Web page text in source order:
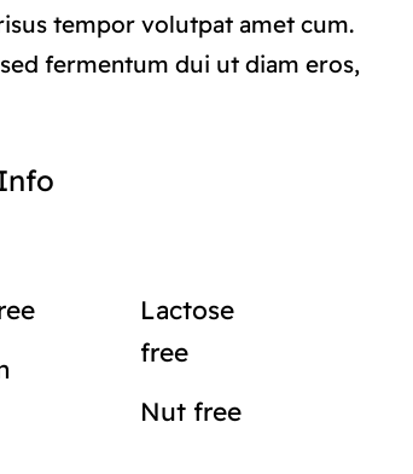
tempor volutpat amet cum.
fermentum dui ut diam eros,
Lactose
free
Nut free